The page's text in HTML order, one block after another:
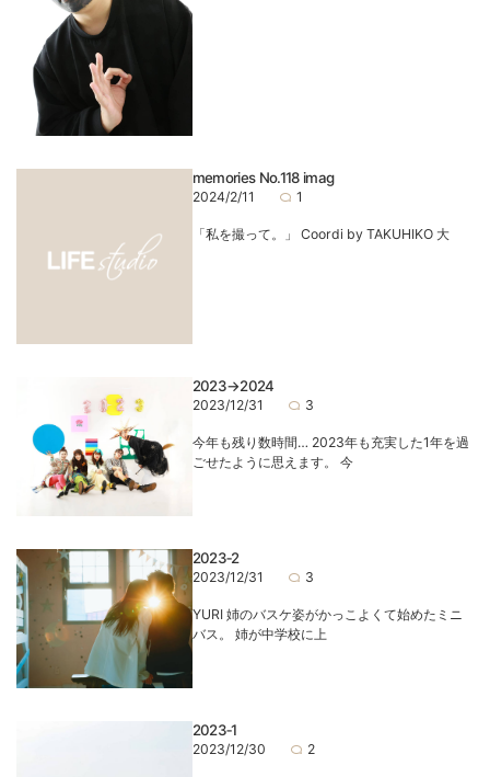
memories No.118 imag
2024/2/11 1
「私を撮って。」 Coordi by TAKUHIKO 大
2023→2024
2023/12/31 3
今年も残り数時間… 2023年も充実した1年を過
ごせたように思えます。 今
2023‐2
2023/12/31 3
YURI 姉のバスケ姿がかっこよくて始めたミニ
バス。 姉が中学校に上
2023‐1
2023/12/30 2